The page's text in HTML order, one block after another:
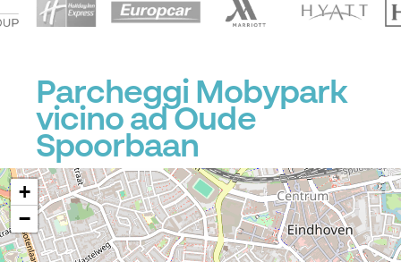
Parcheggi Mobypark
vicino ad Oude
Spoorbaan
P
+
−